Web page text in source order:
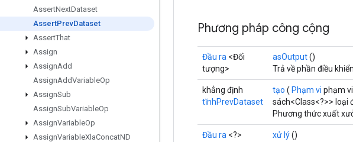
AssertNextDataset
AssertPrevDataset
AssertThat
Assign
AssignAdd
AssignAddVariableOp
AssignSub
AssignSubVariableOp
AssignVariableOp
AssignVariableXlaConcatND
Phương pháp công cộng
Đầu ra <Đối
tượng>
asOutput()
Trả về phần điều
khẳng định
tĩnhPrevDataset
tạo ( Phạm vi phạm
sách<Class<?>> loại
Phương thức xuất
Đầu ra <?> xử lý()